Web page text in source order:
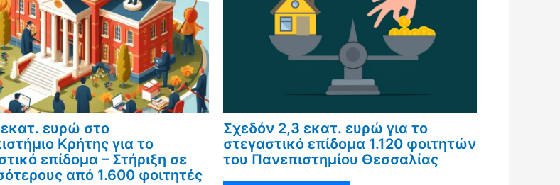
ευρώ στο
Κρήτης για το
επίδομα – Στήριξη σε
από 1.600 φοιτητές
Σχεδόν 2,3 εκατ. ευρώ για το
στεγαστικό επίδομα 1.120 φοιτητών
του Πανεπιστημίου Θεσσαλίας